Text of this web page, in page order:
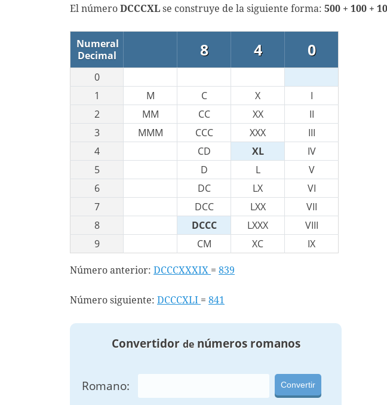
El número DCCCXL se construye de la siguiente forma: 500 + 100 +
Numeral
Decimal
8 4 0
0
1
M C X
I
2
MM CC XX
II
3
MMM CCC XXX
III
4
CD XL
IV
5
D L
V
6
DC LX
VI
7
DCC LXX
VII
8
DCCC LXXX
VIII
9
CM XC IX
Número anterior: DCCCXXXIX = 839
Número siguiente: DCCCXLI = 841
Convertidor denúmeros romanos
Romano: Convertir